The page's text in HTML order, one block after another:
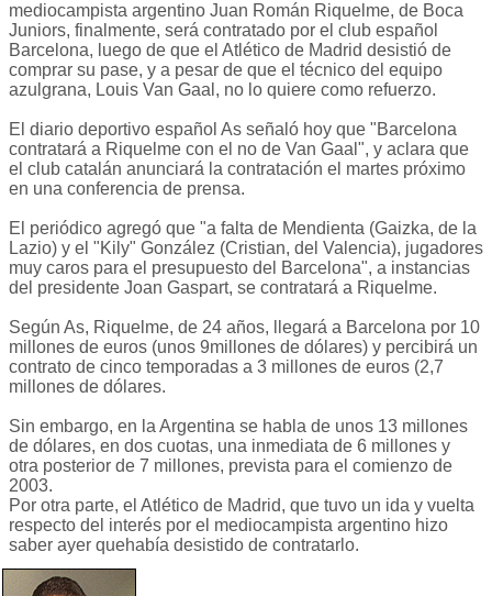
mediocampista argentino Juan Román Riquelme, de Boca
Juniors, finalmente, será contratado por el club español
Barcelona, luego de que el Atlético de Madrid desistió de
comprar su pase, y a pesar de que el técnico del equipo
azulgrana, Louis Van Gaal, no lo quiere como refuerzo.
El diario deportivo español As señaló hoy que "Barcelona
contratará a Riquelme con el no de Van Gaal", y aclara que
el club catalán anunciará la contratación el martes próximo
en una conferencia de prensa.
El periódico agregó que "a falta de Mendienta (Gaizka, de la
Lazio) y el "Kily" González (Cristian, del Valencia), jugadores
muy caros para el presupuesto del Barcelona", a instancias
del presidente Joan Gaspart, se contratará a Riquelme.
Según As, Riquelme, de 24 años, llegará a Barcelona por 10
millones de euros (unos 9millones de dólares) y percibirá un
contrato de cinco temporadas a 3 millones de euros (2,7
millones de dólares.
Sin embargo, en la Argentina se habla de unos 13 millones
de dólares, en dos cuotas, una inmediata de 6 millones y
otra posterior de 7 millones, prevista para el comienzo de
2003.
Por otra parte, el Atlético de Madrid, que tuvo un ida y vuelta
respecto del interés por el mediocampista argentino hizo
saber ayer quehabía desistido de contratarlo.